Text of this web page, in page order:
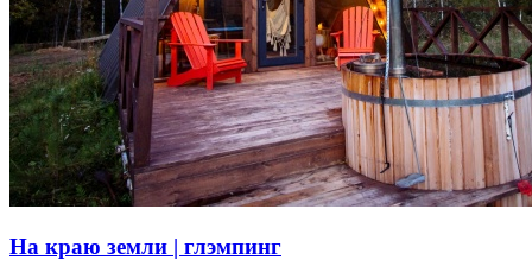
На краю земли | глэмпинг